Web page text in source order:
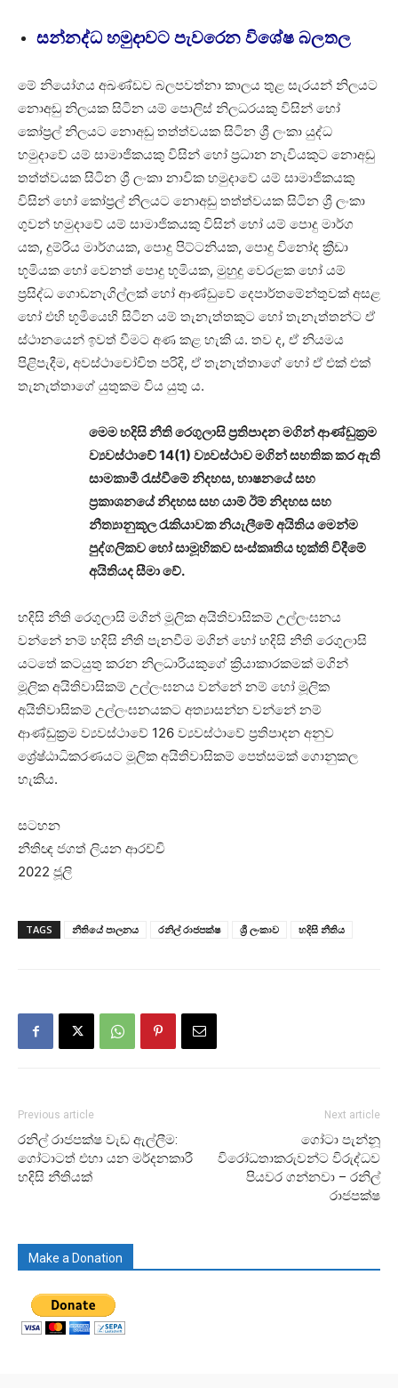
සන්නද්ධ හමුදාවට පැවරෙන විශේෂ බලතල
මේ නියෝගය අඛණ්ඩව බලපවත්නා කාලය තුළ සැරයන් නිලයට
නොඅඩු නිලයක සිටින යම් පොලිස් නිලධරයකු විසින් හෝ
කෝප්‍රල් නිලයට නොඅඩු තත්ත්වයක සිටින ශ්‍රී ලංකා යුද්ධ
හමුදාවේ යම් සාමාජිකයකු විසින් හෝ ප්‍රධාන නැවියකුට නොඅඩු
තත්ත්වයක සිටින ශ්‍රී ලංකා නාවික හමුදාවේ යම් සාමාජිකයකු
විසින් හෝ කෝප්‍රල් නිලයට නොඅඩු තත්ත්වයක සිටින ශ්‍රී ලංකා
ගුවන් හමුදාවේ යම් සාමාජිකයකු විසින් හෝ යම් පොදු මාර්ග
යක, දුම්රිය මාර්ගයක, පොදු පිට්ටනියක, පොදු විනෝද ක්‍රීඩා
භූමියක හෝ වෙනත් පොදු භූමියක, මුහුදු වෙරළක හෝ යම්
ප්‍රසිද්ධ ගොඩනැගිල්ලක් හෝ ආණ්ඩුවේ දෙපාර්තමේන්තුවක් අසළ
හෝ එහි භූමියෙහි සිටින යම් තැනැත්තකුට හෝ තැනැත්තන්ට ඒ
ස්ථානයෙන් ඉවත් වීමට අණ කළ හැකි ය. තව ද, ඒ නියමය
පිළිපැදීම, අවස්ථාචෝචිත පරිදි, ඒ තැනැත්තාගේ හෝ ඒ එක් එක්
තැනැත්තාගේ යුතුකම විය යුතු ය.
මෙම හදිසි නීති රෙගුලාසි ප්‍රතිපාදන මගින් ආණ්ඩුක්‍රම
ව්‍යවස්ථාවේ 14(1) ව්‍යවස්ථාව මගින් සහතික කර ඇති
සාමකාමී රැස්වීමේ නිදහස, භාෂනයේ සහ
ප්‍රකාශනයේ නිදහස සහ යාම් ඊම් නිදහස සහ
නීත්‍යානුකූල රැකියාවක නියැලීමේ අයිතිය මෙන්ම
පුද්ගලිකව හෝ සාමූහිකව සංස්කෘතිය භුක්ති විදීමේ
අයිතියද සීමා වේ.
හදිසි නීති රෙගුලාසි මගින් මූලික අයිතිවාසිකම් උල්ලංඝනය
වන්නේ නම් හදිසි නීති පැනවීම මගින් හෝ හදිසි නීති රෙගුලාසි
යටතේ කටයුතු කරන නිලධාරියකුගේ ක්‍රියාකාරකමක් මගින්
මූලික අයිතිවාසිකම් උල්ලංඝනය වන්නේ නම් හෝ මූලික
අයිතිවාසිකම් උල්ලංඝනයකට අත්‍යාසන්න වන්නේ නම්
ආණ්ඩුක්‍රම ව්‍යවස්ථාවේ 126 ව්‍යවස්ථාවේ ප්‍රතිපාදන අනුව
ශ්‍රේෂ්ඨාධිකරණයට මූලික අයිතිවාසිකම් පෙත්සමක් ගොනුකල
හැකිය.
සටහන
නීතිඥ ජගත් ලියන ආරච්චි
2022 ජූලි
TAGS නීතියේ පාලනය රනිල් රාජපක්ෂ ශ්‍රී ලංකාව හදිසි නීතිය
Previous article
රනිල් රාජපක්ෂ වැඩ ඇල්ලීම:
ගෝටාටත් එහා යන මර්දනකාරී
හදිසි නීතියක්
Next article
ගෝටා පැන්නූ
විරෝධතාකරුවන්ට විරුද්ධව
පියවර ගන්නවා – රනිල්
රාජපක්ෂ
Make a Donation